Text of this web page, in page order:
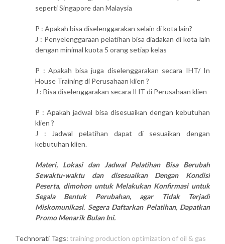
seperti Singapore dan Malaysia
P : Apakah bisa diselenggarakan selain di kota lain?
J : Penyelenggaraan pelatihan bisa diadakan di kota lain
dengan minimal kuota 5 orang setiap kelas
P : Apakah bisa juga diselenggarakan secara IHT/ In
House Training di Perusahaan klien ?
J : Bisa diselenggarakan secara IHT di Perusahaan klien
P : Apakah jadwal bisa disesuaikan dengan kebutuhan
klien ?
J : Jadwal pelatihan dapat di sesuaikan dengan
kebutuhan klien.
Materi, Lokasi dan Jadwal Pelatihan Bisa Berubah
Sewaktu-waktu dan disesuaikan Dengan Kondisi
Peserta, dimohon untuk Melakukan Konfirmasi untuk
Segala Bentuk Perubahan, agar Tidak Terjadi
Miskomunikasi. Segera Daftarkan Pelatihan, Dapatkan
Promo Menarik Bulan Ini.
Technorati Tags: training production optimization of oil & gas